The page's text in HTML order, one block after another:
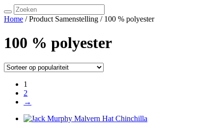
Search
for:
Home / Product Samenstelling / 100 % polyester
100 % polyester
1
2
→